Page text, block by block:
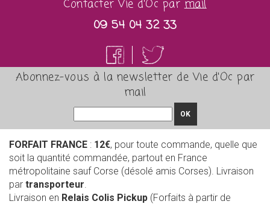
Contacter Vie d'Oc parmail
09 54 04 32 33
Abonnez-vous à la newsletter de Vie d'Oc par
mail
OK
FORFAIT FRANCE : 12€, pour toute commande, quelle que
soit la quantité commandée, partout en France
métropolitaine sauf Corse (désolé amis Corses). Livraison
par transporteur.
Livraison en Relais Colis Pickup (Forfaits à partir de